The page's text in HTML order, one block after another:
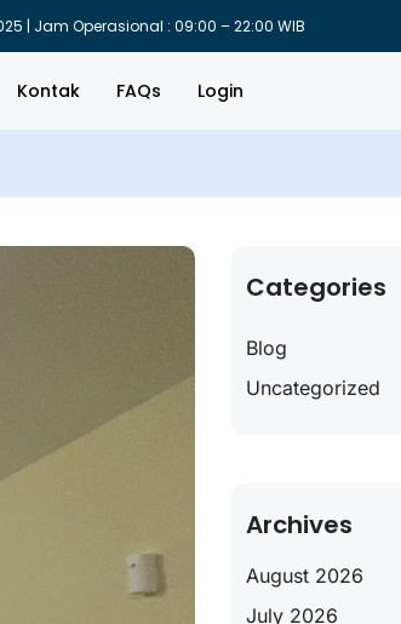
| Jam Operasional : 09:00 – 22:00 WIB
Kontak FAQs Login
Categories
Blog
Uncategorized
Archives
August 2026
July 2026